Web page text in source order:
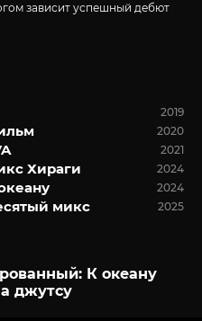
зависит успешный дебют
2019
2020
2021
Хираги 2024
2024
микс 2025
К океану
джутсу